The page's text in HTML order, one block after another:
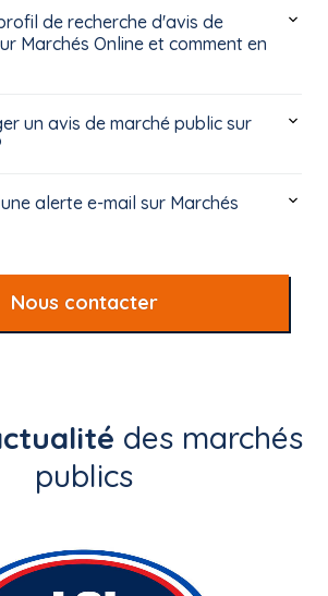
de recherche d'avis de
Marchés Online et comment en
un avis de marché public sur
alerte e-mail sur Marchés
Nous contacter
des marchés
publics